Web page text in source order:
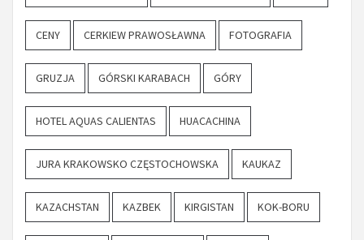
CENY CERKIEW PRAWOSŁAWNA FOTOGRAFIA
GRUZJA GÓRSKI KARABACH GÓRY
HOTEL AQUAS CALIENTAS HUACACHINA
JURA KRAKOWSKO CZĘSTOCHOWSKA KAUKAZ
KAZACHSTAN KAZBEK KIRGISTAN KOK-BORU